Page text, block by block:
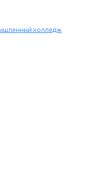
колледж